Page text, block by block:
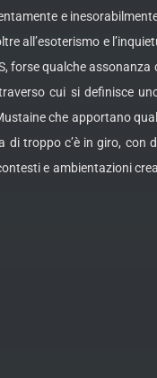
e
all’esoterismo e
forse qualche
cui si definisce
che apportano
di troppo c’è in giro,
e ambientazioni